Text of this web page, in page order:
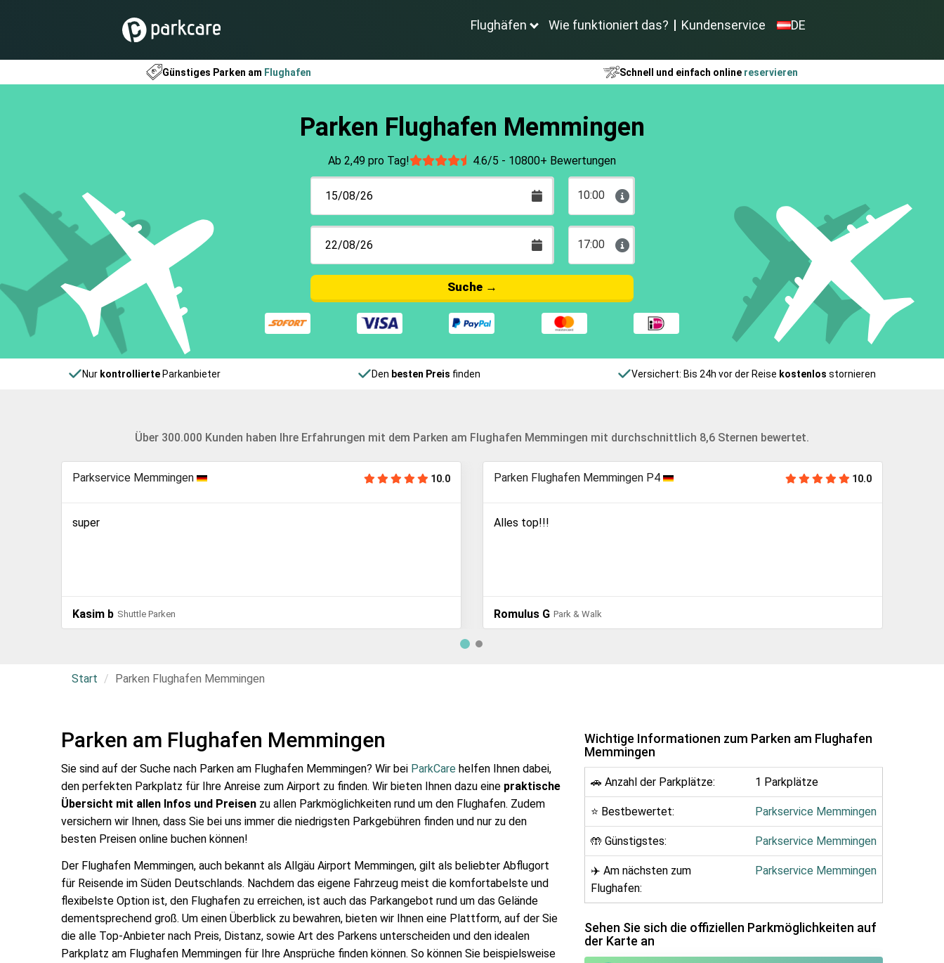
Flughäfen Wie funktioniert das? Kundenservice DE
Günstiges Parken am Flughafen Schnell und einfach online reservieren
Parken Flughafen Memmingen
Ab 2,49 pro Tag! 4.6/5 - 10800+ Bewertungen
10:00
17:00
Suche→
Nur kontrollierteParkanbieter Den besten Preis finden Versichert: Bis 24h vor der Reise kostenlos stornieren
Über 300.000 Kunden haben Ihre Erfahrungen mit dem Parken am Flughafen Memmingen mit durchschnittlich 8,6 Sternen bewertet.
Parkservice Memmingen 10.0
super
Kasim b Shuttle Parken
Parken Flughafen Memmingen P4 10.0
Alles top!!!
Romulus G Park & Walk
Start Parken Flughafen Memmingen
Wichtige Informationen zum Parken am Flughafen
Memmingen
🚗 Anzahl der Parkplätze: 1 Parkplätze
⭐ Bestbewertet: Parkservice Memmingen
🤲 Günstigstes: Parkservice Memmingen
✈️ Am nächsten zum
Flughafen:
Parkservice Memmingen
Sehen Sie sich die offiziellen Parkmöglichkeiten auf
der Karte an
Parken am Flughafen Memmingen
Sie sind auf der Suche nach Parken am Flughafen Memmingen? Wir bei ParkCare helfen Ihnen dabei,
den perfekten Parkplatz für Ihre Anreise zum Airport zu finden. Wir bieten Ihnen dazu eine praktische
Übersicht mit allen Infos und Preisen zu allen Parkmöglichkeiten rund um den Flughafen. Zudem
versichern wir Ihnen, dass Sie bei uns immer die niedrigsten Parkgebühren finden und nur zu den
besten Preisen online buchen können!
Der Flughafen Memmingen, auch bekannt als Allgäu Airport Memmingen, gilt als beliebter Abflugort
für Reisende im Süden Deutschlands. Nachdem das eigene Fahrzeug meist die komfortabelste und
flexibelste Option ist, den Flughafen zu erreichen, ist auch das Parkangebot rund um das Gelände
dementsprechend groß. Um einen Überblick zu bewahren, bieten wir Ihnen eine Plattform, auf der Sie
die alle Top-Anbieter nach Preis, Distanz, sowie Art des Parkens unterscheiden und den idealen
Parkplatz am Flughafen Memmingen für Ihre Ansprüche finden können. So können Sie beispielsweise